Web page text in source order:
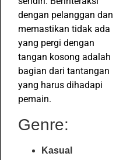
dengan pelanggan dan
memastikan tidak ada
yang pergi dengan
tangan kosong adalah
bagian dari tantangan
yang harus dihadapi
pemain.
Genre:
Kasual